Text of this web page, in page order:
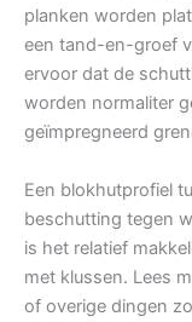
planken worden
een tand-en-groef
ervoor dat de
worden normaliter
geïmpregneerd
Een blokhutprofiel
beschutting tegen
is het relatief
met klussen. Lees
of overige dingen